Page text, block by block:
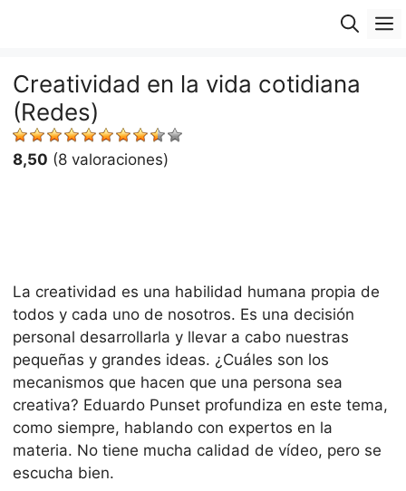
Creatividad en la vida cotidiana
(Redes)
8,50 (8 valoraciones)
La creatividad es una habilidad humana propia de
todos y cada uno de nosotros. Es una decisión
personal desarrollarla y llevar a cabo nuestras
pequeñas y grandes ideas. ¿Cuáles son los
mecanismos que hacen que una persona sea
creativa? Eduardo Punset profundiza en este tema,
como siempre, hablando con expertos en la
materia. No tiene mucha calidad de vídeo, pero se
escucha bien.